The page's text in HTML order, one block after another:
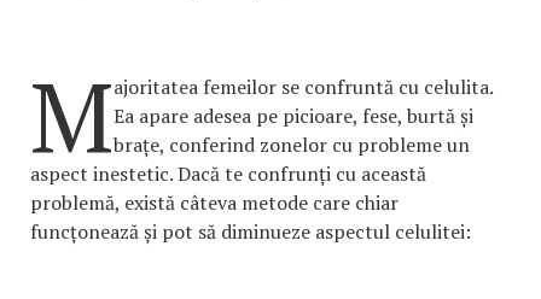
Majoritatea femeilor se confruntă cu celulita.
Ea apare adesea pe picioare, fese, burtă și
brațe, conferind zonelor cu probleme un
aspect inestetic. Dacă te confrunți cu această
problemă, există câteva metode care chiar
funcțonează și pot să diminueze aspectul celulitei: